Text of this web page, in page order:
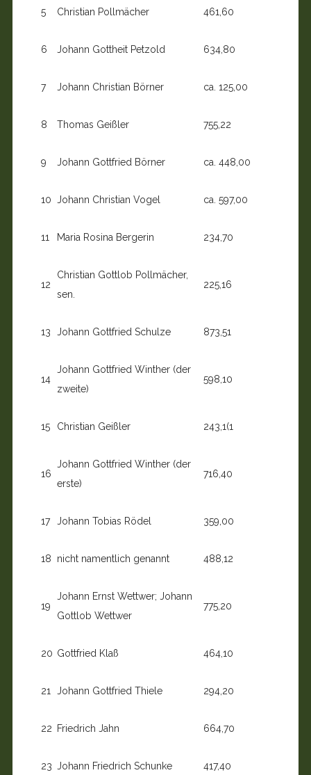
5 Christian Pollmächer 461,60
6 Johann Gottheit Petzold 634,80
7 Johann Christian Börner ca. 125,00
8 Thomas Geißler 755,22
9 Johann Gottfried Börner ca. 448,00
10 Johann Christian Vogel ca. 597,00
11 Maria Rosina Bergerin 234,70
12
Christian Gottlob Pollmächer,
sen.
225,16
13 Johann Gottfried Schulze 873,51
14
Johann Gottfried Winther (der
zweite)
598,10
15 Christian Geißler 243,1(1
16
Johann Gottfried Winther (der
erste)
716,40
17 Johann Tobias Rödel 359,00
18 nicht namentlich genannt 488,12
19
Johann Ernst Wettwer; Johann
Gottlob Wettwer
775,20
20 Gottfried Klaß 464,10
21 Johann Gottfried Thiele 294,20
22 Friedrich Jahn 664,70
23 Johann Friedrich Schunke 417,40